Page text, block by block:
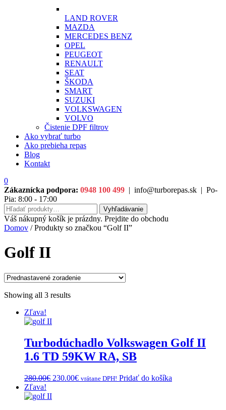
LAND ROVER
MAZDA
MERCEDES BENZ
OPEL
PEUGEOT
RENAULT
SEAT
ŠKODA
SMART
SUZUKI
VOLKSWAGEN
VOLVO
Čistenie DPF filtrov
Ako vybrať turbo
Ako prebieha repas
Blog
Kontakt
0
Zákaznícka podpora: 0948 100 499 | info@turborepas.sk | Po-
Pia: 8:00 - 17:00
Hľadať:
Vyhľadávanie
Váš nákupný košík je prázdny. Prejdite do obchodu
Domov / Produkty so značkou “Golf II”
Golf II
Showing all 3 results
Zľava!
Turbodúchadlo Volkswagen Golf II
1.6 TD 59KW RA, SB
280.00€ Original
230.00€Current
vrátane DPH! Pridať do košíka
Zľava!